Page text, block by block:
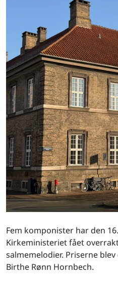
Fem komponister har den
Kirkeministeriet fået
salmemelodier. Priserne
Birthe Rønn Hornbech.